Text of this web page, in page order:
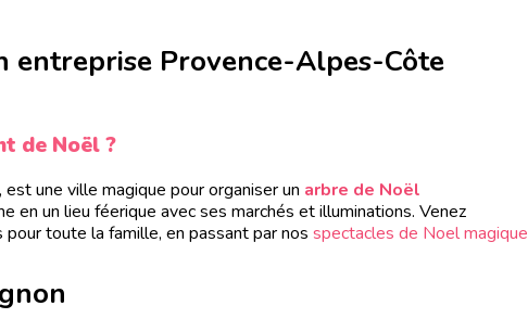
entreprise Provence-Alpes-Côte
de Noël ?
une ville magique pour organiser un arbre de Noël
en un lieu féerique avec ses marchés et illuminations. Venez
toute la famille, en passant par nos spectacles de Noel magique